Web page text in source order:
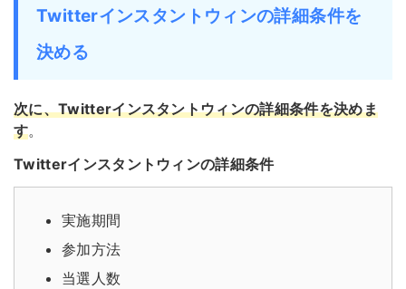
Twitterインスタントウィンの詳細条件を
決める
次に、Twitterインスタントウィンの詳細条件を決めま
す。
Twitterインスタントウィンの詳細条件
実施期間
参加方法
当選人数